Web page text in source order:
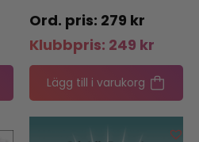
279 kr
Klubbpris: 249 kr
Lägg till i varukorg